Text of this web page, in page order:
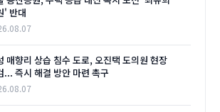
' 반대
매향리 상습 침수 도로, 오진택 도의원 현장
... 즉시 해결 방안 마련 촉구